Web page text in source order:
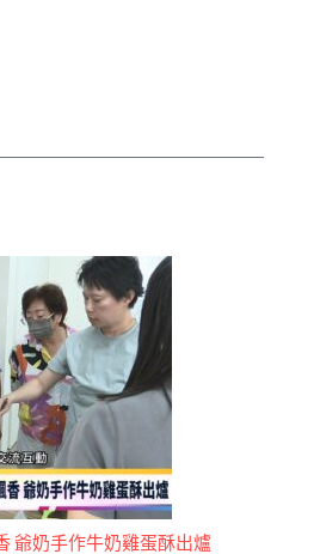
爺奶手作牛奶雞蛋酥出爐